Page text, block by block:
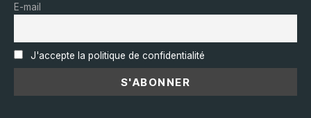
E-mail
J'accepte la politique de confidentialité